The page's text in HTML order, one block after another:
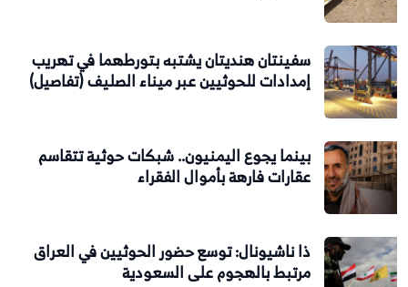
سفينتان هنديتان يشتبه بتورطهما في تهريب
إمدادات للحوثيين عبر ميناء الصليف (تفاصيل)
بينما يجوع اليمنيون.. شبكات حوثية تتقاسم
عقارات فارهة بأموال الفقراء
ذا ناشيونال: توسع حضور الحوثيين في العراق
مرتبط بالهجوم على السعودية